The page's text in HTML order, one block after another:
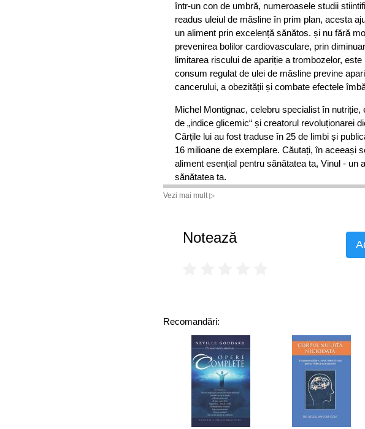
într-un con de umbră, numeroasele studii
readus uleiul de măsline în prim plan, acesta
un aliment prin excelență sănătos. și nu fără
prevenirea bolilor cardiovasculare, prin
limitarea riscului de apariție a trombozelor,
consum regulat de ulei de măsline previne
cancerului, a obezității și combate efectele
Michel Montignac, celebru specialist în nutriție,
de „indice glicemic“ și creatorul revoluționarei
Cărțile lui au fost traduse în 25 de limbi și
16 milioane de exemplare. Căutați, în aceeași
aliment esențial pentru sănătatea ta, Vinul - un
sănătatea ta.
Vezi mai mult ▷
Notează
Recomandări: